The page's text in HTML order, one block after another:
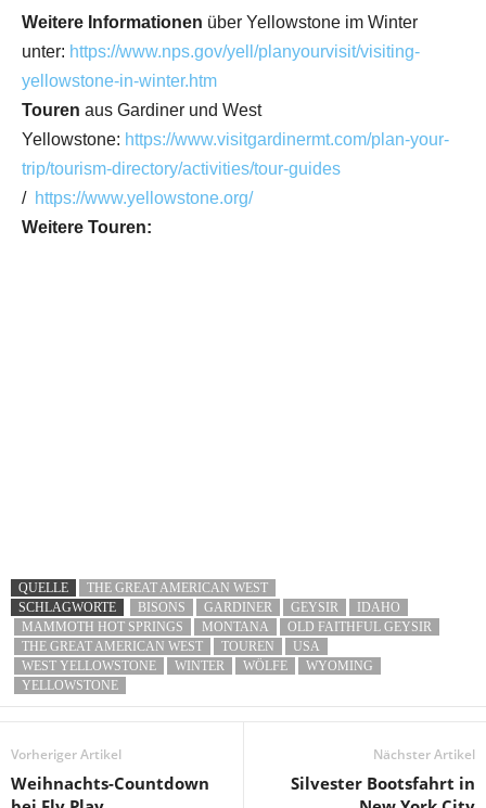
Weitere Informationen über Yellowstone im Winter
unter: https://www.nps.gov/yell/planyourvisit/visiting-
yellowstone-in-winter.htm
Touren aus Gardiner und West
Yellowstone: https://www.visitgardinermt.com/plan-your-
trip/tourism-directory/activities/tour-guides
/ https://www.yellowstone.org/
Weitere Touren:
QUELLE
THE GREAT AMERICAN WEST
SCHLAGWORTE
BISONS GARDINER GEYSIR
IDAHO
MAMMOTH HOT SPRINGS
MONTANA
OLD FAITHFUL GEYSIR
THE GREAT AMERICAN WEST
TOUREN
USA
WEST YELLOWSTONE
WINTER WÖLFE
WYOMING
YELLOWSTONE
Vorheriger Artikel
Weihnachts-Countdown
Nächster Artikel
Silvester Bootsfahrt in